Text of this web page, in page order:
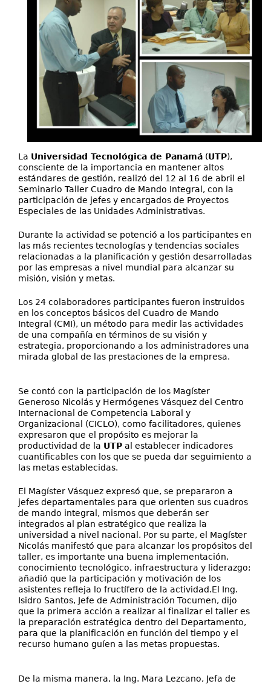
La Universidad Tecnológica de Panamá (UTP),
consciente de la importancia en mantener altos
estándares de gestión, realizó del 12 al 16 de abril el
Seminario Taller Cuadro de Mando Integral, con la
participación de jefes y encargados de Proyectos
Especiales de las Unidades Administrativas.
Durante la actividad se potenció a los participantes en
las más recientes tecnologías y tendencias sociales
relacionadas a la planificación y gestión desarrolladas
por las empresas a nivel mundial para alcanzar su
misión, visión y metas.
Los 24 colaboradores participantes fueron instruidos
en los conceptos básicos del Cuadro de Mando
Integral (CMI), un método para medir las actividades
de una compañía en términos de su visión y
estrategia, proporcionando a los administradores una
mirada global de las prestaciones de la empresa.
Se contó con la participación de los Magíster
Generoso Nicolás y Hermógenes Vásquez del Centro
Internacional de Competencia Laboral y
Organizacional (CICLO), como facilitadores, quienes
expresaron que el propósito es mejorar la
productividad de la UTP al establecer indicadores
cuantificables con los que se pueda dar seguimiento a
las metas establecidas.
El Magíster Vásquez expresó que, se prepararon a
jefes departamentales para que orienten sus cuadros
de mando integral, mismos que deberán ser
integrados al plan estratégico que realiza la
universidad a nivel nacional. Por su parte, el Magíster
Nicolás manifestó que para alcanzar los propósitos del
taller, es importante una buena implementación,
conocimiento tecnológico, infraestructura y liderazgo;
añadió que la participación y motivación de los
asistentes refleja lo fructífero de la actividad.El Ing.
Isidro Santos, Jefe de Administración Tocumen, dijo
que la primera acción a realizar al finalizar el taller es
la preparación estratégica dentro del Departamento,
para que la planificación en función del tiempo y el
recurso humano guíen a las metas propuestas.
De la misma manera, la Ing. Mara Lezcano, Jefa de